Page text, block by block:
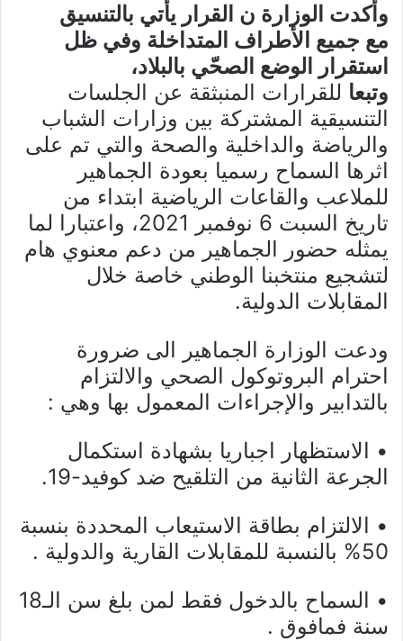
وأكدت الوزارة ن القرار يأتي بالتنسيق
مع جميع الأطراف المتداخلة وفي ظل
استقرار الوضع الصحّي بالبلاد،
وتبعا للقرارات المنبثقة عن الجلسات
التنسيقية المشتركة بين وزارات الشباب
والرياضة والداخلية والصحة والتي تم على
اثرها السماح رسميا بعودة الجماهير
للملاعب والقاعات الرياضية ابتداء من
تاريخ السبت 6 نوفمبر 2021، واعتبارا لما
يمثله حضور الجماهير من دعم معنوي هام
لتشجيع منتخبنا الوطني خاصة خلال
المقابلات الدولية.
ودعت الوزارة الجماهير الى ضرورة
احترام البروتوكول الصحي والالتزام
بالتدابير والإجراءات المعمول بها وهي :
• الاستظهار اجباريا بشهادة استكمال
الجرعة الثانية من التلقيح ضد كوفيد-19.
• الالتزام بطاقة الاستيعاب المحددة بنسبة
50% بالنسبة للمقابلات القارية والدولية .
• السماح بالدخول فقط لمن بلغ سن الـ18
سنة فمافوق .